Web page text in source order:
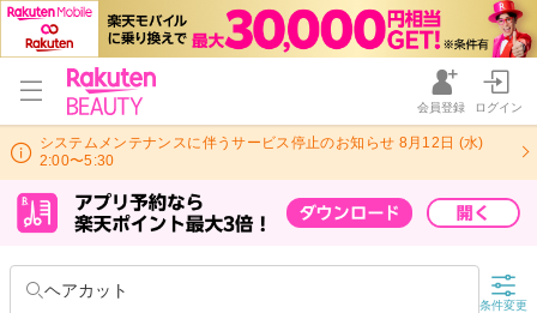
会員登録 ログイン
システムメンテナンスに伴うサービス停止のお知らせ 8月12日 (水)
2:00〜5:30
ヘアカット
条件変更